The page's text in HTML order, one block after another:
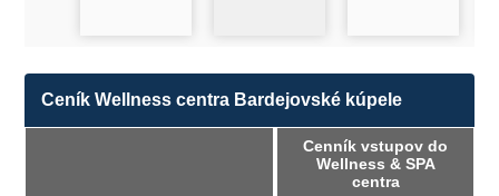
Ceník Wellness centra Bardejovské kúpele
Cenník vstupov do
Wellness & SPA
centra